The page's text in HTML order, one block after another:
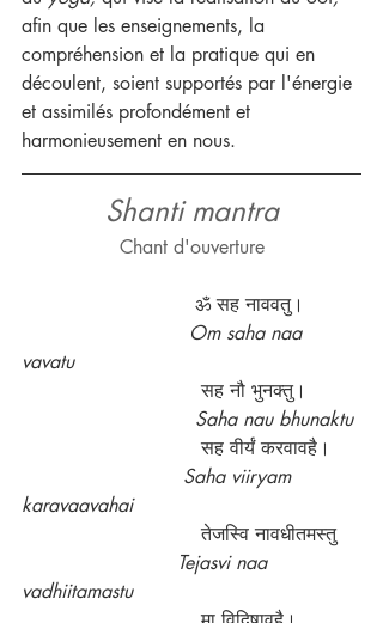
afin que les enseignements, la
compréhension et la pratique qui en
découlent, soient supportés par l'énergie
et assimilés profondément et
harmonieusement en nous.
Shanti mantra
Chant d'ouverture
Om saha naa
vavatu
                              सह नौ भुनक्तु।
Saha nau bhunaktu
                              सह वीर्यं करवावहै।
Saha viiryam
karavaavahai
                              तेजस्वि नावधीतमस्तु
Tejasvi naa
vadhiitamastu